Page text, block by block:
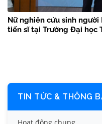
Nữ nghiên cứu sinh
tiến sĩ tại Trường Đại học
TIN TỨC & THÔNG